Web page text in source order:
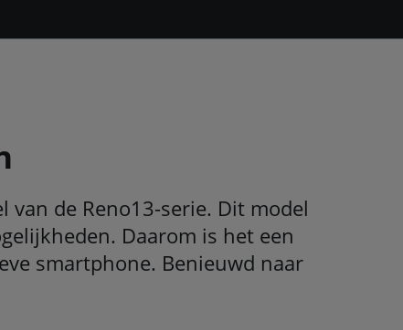
van de Reno13-serie. Dit model
Daarom is het een
smartphone. Benieuwd naar